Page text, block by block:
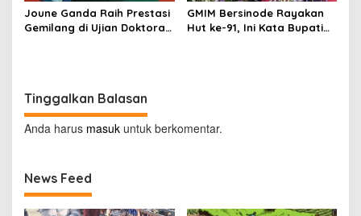
Joune Ganda Raih Prestasi
Gemilang di Ujian Doktoral
GMIM Bersinode Rayakan
Hut ke-91, Ini Kata Bupati
Tinggalkan Balasan
Anda harus masuk untuk berkomentar.
News Feed